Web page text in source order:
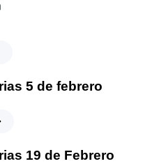
5 de febrero
19 de Febrero